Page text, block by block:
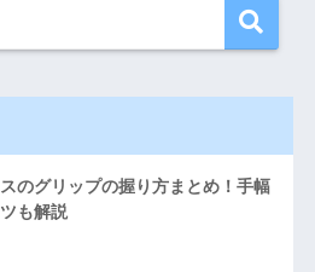
のグリップの握り方まとめ！手幅
も解説